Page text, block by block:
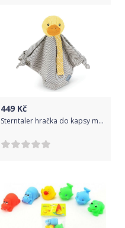
449 Kč
Sterntaler hračka do kapsy malá kačátko Eddík 23 cm 3201963